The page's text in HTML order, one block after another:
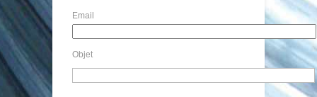
Email
Objet